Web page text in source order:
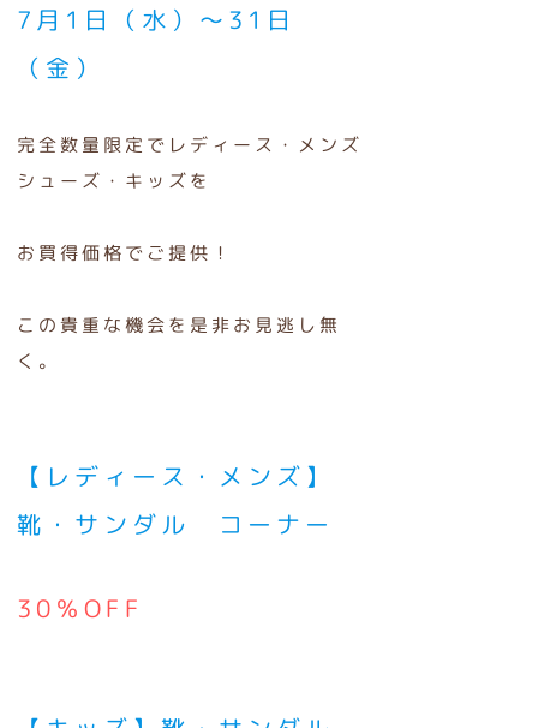
7月1日（水）～31日
（金）
完全数量限定でレディース・メンズ
シューズ・キッズを
お買得価格でご提供！
この貴重な機会を是非お見逃し無
く。
【レディース・メンズ】
靴・サンダル コーナー
30％OFF